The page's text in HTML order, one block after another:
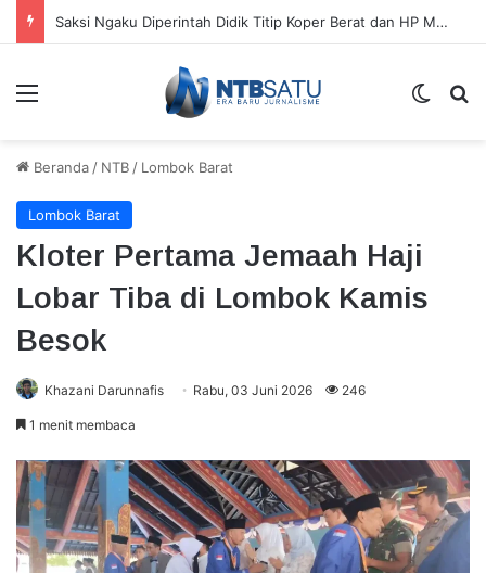
Saksi Ngaku Diperintah Didik Titip Koper Berat dan HP Mati ke Pegawai Bank
Menu
Beranda / NTB / Lombok Barat
Lombok Barat
Kloter Pertama Jemaah Haji
Lobar Tiba di Lombok Kamis
Besok
Khazani Darunnafis Rabu, 03 Juni 2026 246
1 menit membaca